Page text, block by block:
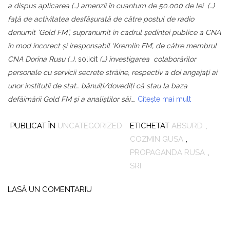
a dispus aplicarea (…) amenzii în cuantum de 50.000 de lei (…)
față de activitatea desfășurată de către postul de radio
denumit ‘Gold FM”, supranumit în cadrul ședinței publice a CNA
în mod incorect și iresponsabil ‘Kremlin FM’, de către membrul
CNA Dorina Rusu (…), solicit (…) investigarea colaborărilor
personale cu servicii secrete străine, respectiv a doi angajați ai
unor instituții de stat… bănuiți/dovediți că stau la baza
defăimării Gold FM și a analiștilor săi.
Citește mai mult
PUBLICAT ÎN UNCATEGORIZED ETICHETAT ABSURD ,
COZMIN GUSA ,
PROPAGANDA RUSA ,
SRI
LASĂ UN COMENTARIU